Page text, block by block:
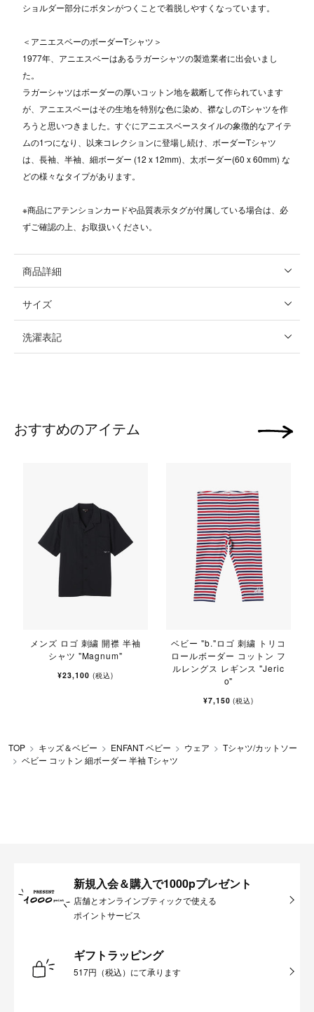
ショルダー部分にボタンがつくことで着脱しやすくなっています。
＜アニエスベーのボーダーTシャツ＞
1977年、アニエスベーはあるラガーシャツの製造業者に出会いまし
た。
ラガーシャツはボーダーの厚いコットン地を裁断して作られています
が、アニエスベーはその生地を特別な色に染め、襟なしのTシャツを作
ろうと思いつきました。すぐにアニエスベースタイルの象徴的なアイテ
ムの1つになり、以来コレクションに登場し続け、ボーダーTシャツ
は、長袖、半袖、細ボーダー (12 x 12mm)、太ボーダー(60 x 60mm) な
どの様々なタイプがあります。
※商品にアテンションカードや品質表示タグが付属している場合は、必
ずご確認の上、お取扱いください。
商品詳細
サイズ
洗濯表記
おすすめのアイテム
メンズ ロゴ 刺繍 開襟 半袖
シャツ "Magnum"
¥23,100 (税込)
ベビー "b."ロゴ 刺繍 トリコ
ロールボーダー コットン フ
ルレングス レギンス "Jeric
o"
¥7,150(税込)
次の画像
TOP キッズ＆ベビー ENFANT ベビー ウェア
Tシャツ/カットソー
ベビー コットン 細ボーダー 半袖 Tシャツ
新規入会＆購入で1000pプレゼント
店舗とオンラインブティックで使える
ポイントサービス
ギフトラッピング
517円（税込）にて承ります